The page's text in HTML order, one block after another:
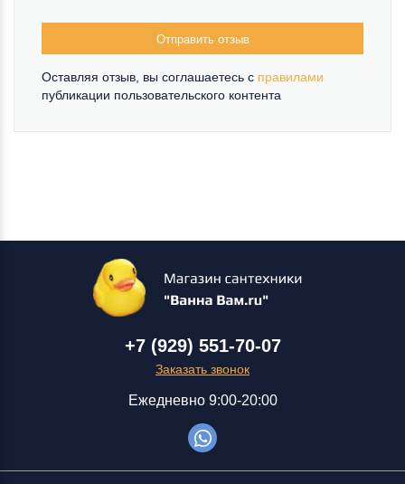
Отправить отзыв
Оставляя отзыв, вы соглашаетесь c правилами
публикации пользовательского контента
+7 (929) 551-70-07
Заказать звонок
Ежедневно 9:00-20:00